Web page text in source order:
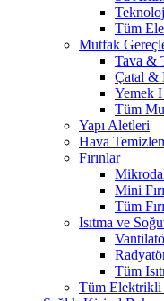
Tüm
Mutfak
Tava &
Çatal &
Yemek
Tüm
Yapı Aletleri
Hava
Fırınlar
Mini
Tüm
Isıtma ve
Tüm
Tüm Elektrikli